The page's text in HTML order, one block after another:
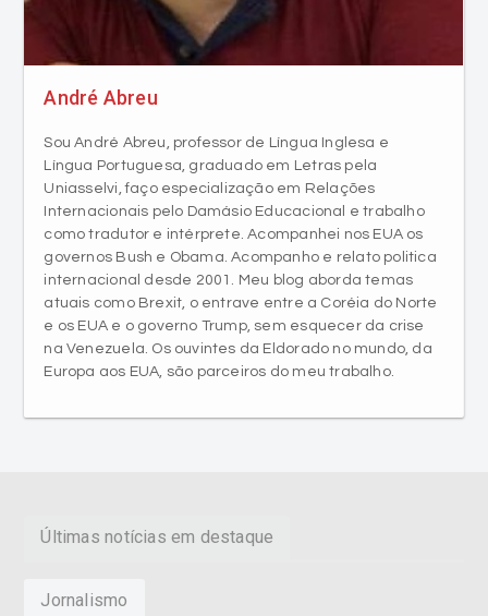
André Abreu
Sou André Abreu, professor de Língua Inglesa e
Língua Portuguesa, graduado em Letras pela
Uniasselvi, faço especialização em Relações
Internacionais pelo Damásio Educacional e trabalho
como tradutor e intérprete. Acompanhei nos EUA os
governos Bush e Obama. Acompanho e relato politica
internacional desde 2001. Meu blog aborda temas
atuais como Brexit, o entrave entre a Coréia do Norte
e os EUA e o governo Trump, sem esquecer da crise
na Venezuela. Os ouvintes da Eldorado no mundo, da
Europa aos EUA, são parceiros do meu trabalho.
Últimas notícias em destaque
Jornalismo